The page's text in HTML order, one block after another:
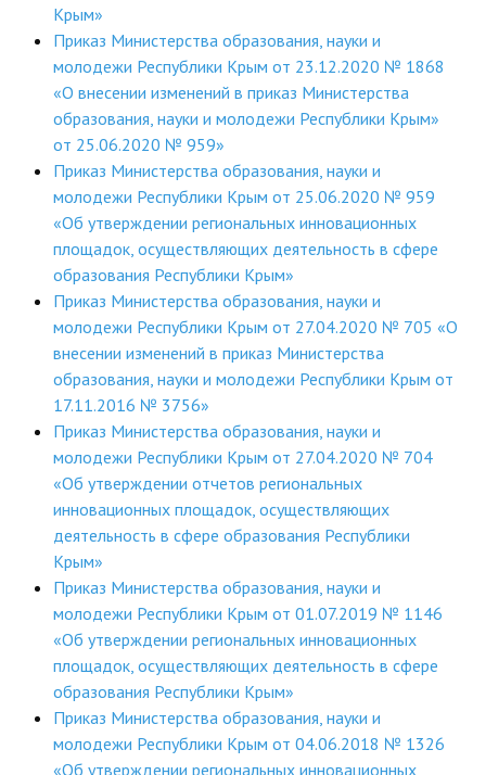
Крым»
Приказ Министерства образования, науки и
молодежи Республики Крым от 23.12.2020 № 1868
«О внесении изменений в приказ Министерства
образования, науки и молодежи Республики Крым»
от 25.06.2020 № 959»
Приказ Министерства образования, науки и
молодежи Республики Крым от 25.06.2020 № 959
«Об утверждении региональных инновационных
площадок, осуществляющих деятельность в сфере
образования Республики Крым»
Приказ Министерства образования, науки и
молодежи Республики Крым от 27.04.2020 № 705 «О
внесении изменений в приказ Министерства
образования, науки и молодежи Республики Крым от
17.11.2016 № 3756»
Приказ Министерства образования, науки и
молодежи Республики Крым от 27.04.2020 № 704
«Об утверждении отчетов региональных
инновационных площадок, осуществляющих
деятельность в сфере образования Республики
Крым»
Приказ Министерства образования, науки и
молодежи Республики Крым от 01.07.2019 № 1146
«Об утверждении региональных инновационных
площадок, осуществляющих деятельность в сфере
образования Республики Крым»
Приказ Министерства образования, науки и
молодежи Республики Крым от 04.06.2018 № 1326
«Об утверждении региональных инновационных